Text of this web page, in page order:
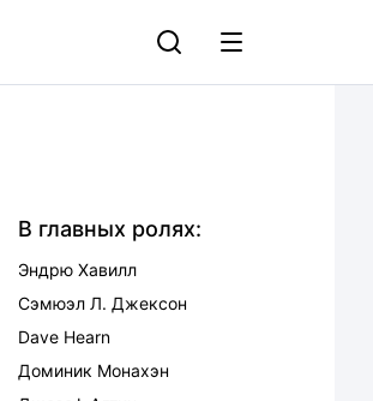
В главных ролях:
Эндрю Хавилл
Сэмюэл Л. Джексон
Dave Hearn
Доминик Монахэн